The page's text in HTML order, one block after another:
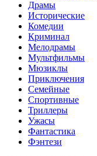
Драмы
Исторические
Комедии
Криминал
Мелодрамы
Мультфильмы
Мюзиклы
Приключения
Семейные
Спортивные
Триллеры
Ужасы
Фантастика
Фэнтези